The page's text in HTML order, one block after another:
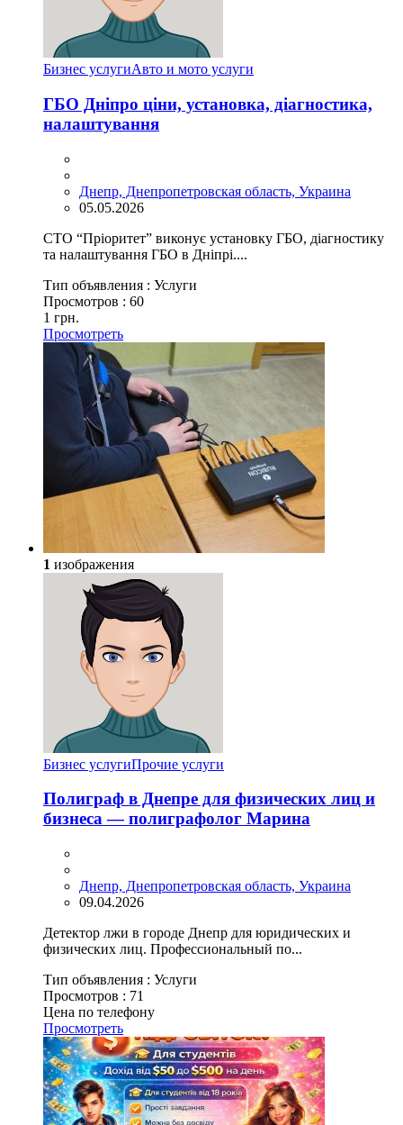
Бизнес услугиАвто и мото услуги
ГБО Дніпро ціни, установка, діагностика,
налаштування
Днепр, Днепропетровская область, Украина
05.05.2026
СТО “Пріоритет” виконує установку ГБО, діагностику
та налаштування ГБО в Дніпрі....
Тип объявления : Услуги
Просмотров : 60
1 грн.
Просмотреть
1 изображения
Бизнес услугиПрочие услуги
Полиграф в Днепре для физических лиц и
бизнеса — полиграфолог Марина
Днепр, Днепропетровская область, Украина
09.04.2026
Детектор лжи в городе Днепр для юридических и
физических лиц. Профессиональный по...
Тип объявления : Услуги
Просмотров : 71
Цена по телефону
Просмотреть